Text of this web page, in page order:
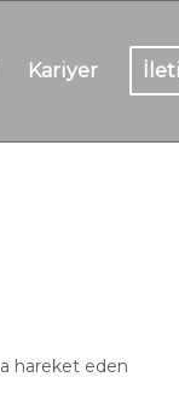
Kariyer
hareket eden